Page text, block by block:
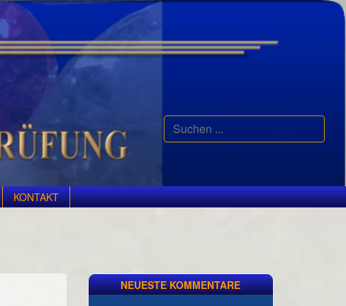
Suchen
...
KONTAKT
NEUESTE KOMMENTARE